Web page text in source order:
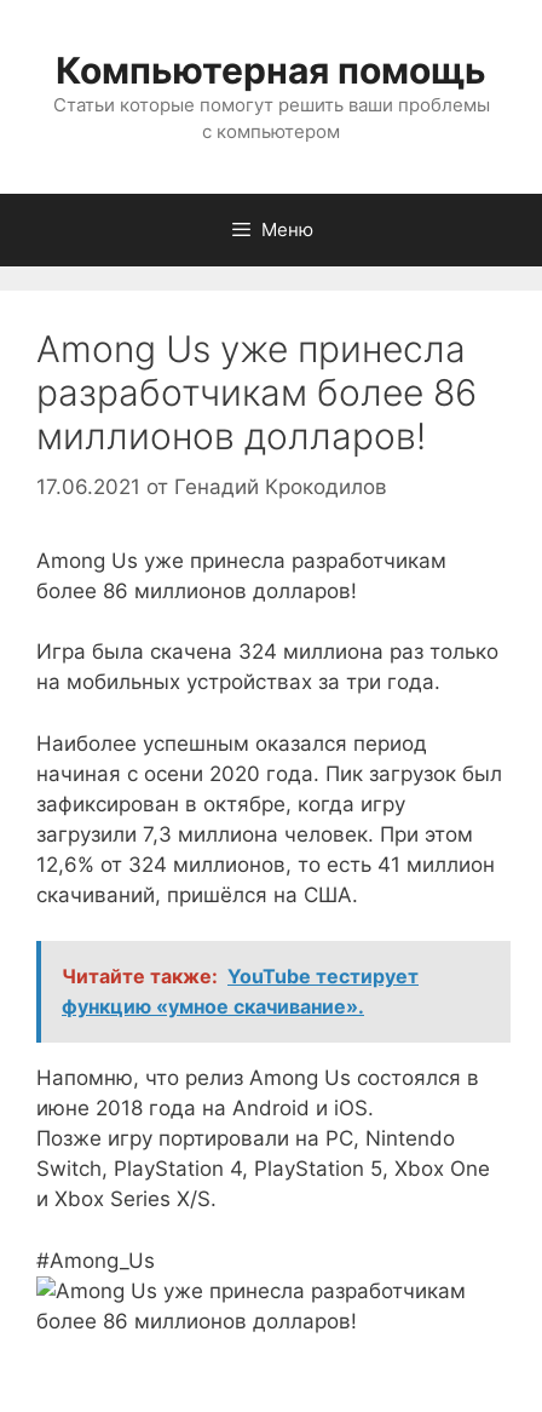
содержимому
Компьютерная помощь
Статьи которые помогут решить ваши проблемы
с компьютером
Меню
Among Us уже принесла
разработчикам более 86
миллионов долларов!
17.06.2021 от Генадий Крокодилов
Among Us уже принесла разработчикам
более 86 миллионов долларов!
Игра была скачена 324 миллиона раз только
на мобильных устройствах за три года.
Наиболее успешным оказался период
начиная с осени 2020 года. Пик загрузок был
зафиксирован в октябре, когда игру
загрузили 7,3 миллиона человек. При этом
12,6% от 324 миллионов, то есть 41 миллион
скачиваний, пришёлся на США.
Читайте также: YouTube тестирует
функцию «умное скачивание».
Напомню, что релиз Among Us состоялся в
июне 2018 года на Android и iOS.
Позже игру портировали на PC, Nintendo
Switch, PlayStation 4, PlayStation 5, Xbox One
и Xbox Series X/S.
#Among_Us